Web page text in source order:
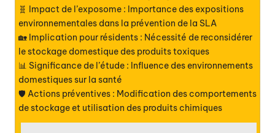
🧬 Impact de l’exposome : Importance des expositions
environnementales dans la prévention de la SLA
🏡 Implication pour résidents : Nécessité de reconsidérer
le stockage domestique des produits toxiques
📊 Significance de l’étude : Influence des environnements
domestiques sur la santé
🛡️ Actions préventives : Modification des comportements
de stockage et utilisation des produits chimiques